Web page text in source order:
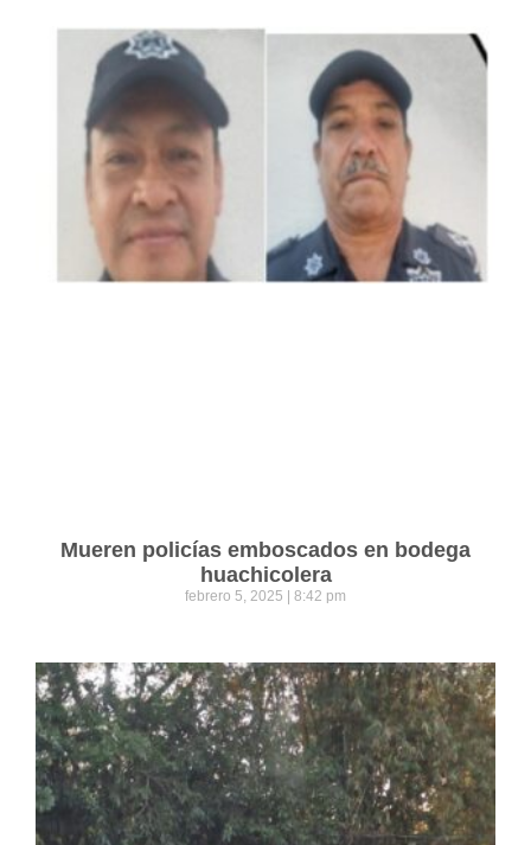
Mueren policías emboscados en bodega
huachicolera
febrero 5, 2025 8:42 pm